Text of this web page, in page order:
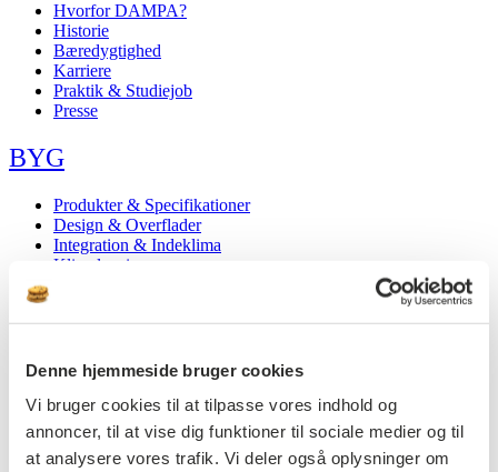
Denne hjemmeside bruger cookies
Vi bruger cookies til at tilpasse vores indhold og
annoncer, til at vise dig funktioner til sociale medier og til
at analysere vores trafik. Vi deler også oplysninger om
Hvorfor DAMPA?
Historie
Bæredygtighed
Karriere
Praktik & Studiejob
Presse
BYG
Produkter & Specifikationer
Design & Overflader
Integration & Indeklima
Klimaløsninger
Referencer
Showroom i København
Nyheder
Materialer til download
Kontakt byg
Produkter & Specifikationer